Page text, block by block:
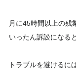
月に45時間以上の残
いったん訴訟になる
トラブルを避けるに